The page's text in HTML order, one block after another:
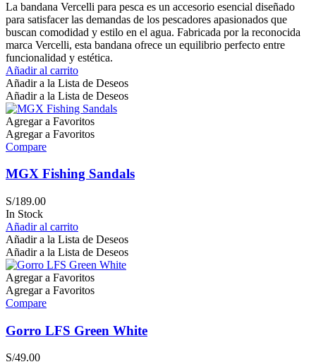
La bandana Vercelli para pesca es un accesorio esencial diseñado
para satisfacer las demandas de los pescadores apasionados que
buscan comodidad y estilo en el agua. Fabricada por la reconocida
marca Vercelli, esta bandana ofrece un equilibrio perfecto entre
funcionalidad y estética.
Añadir al carrito
Añadir a la Lista de Deseos
Añadir a la Lista de Deseos
Agregar a Favoritos
Agregar a Favoritos
Compare
MGX Fishing Sandals
S/189.00
In Stock
Añadir al carrito
Añadir a la Lista de Deseos
Añadir a la Lista de Deseos
Agregar a Favoritos
Agregar a Favoritos
Compare
Gorro LFS Green White
S/49.00